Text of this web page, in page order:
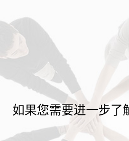
如果您需要进一步了